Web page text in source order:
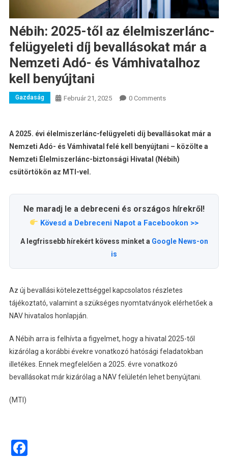
Nébih: 2025-től az élelmiszerlánc-
felügyeleti díj bevallásokat már a
Nemzeti Adó- és Vámhivatalhoz
kell benyújtani
Gazdaság Február 21, 2025 0 Comments
A 2025. évi élelmiszerlánc-felügyeleti díj bevallásokat már a
Nemzeti Adó- és Vámhivatal felé kell benyújtani – közölte a
Nemzeti Élelmiszerlánc-biztonsági Hivatal (Nébih)
csütörtökön az MTI-vel.
Ne maradj le a debreceni és országos hírekről!
Kövesd a Debreceni Napot a Facebookon >>
A legfrissebb hírekért kövess minket a Google News-on
is
Az új bevallási kötelezettséggel kapcsolatos részletes
tájékoztató, valamint a szükséges nyomtatványok elérhetőek a
NAV hivatalos honlapján.
A Nébih arra is felhívta a figyelmet, hogy a hivatal 2025-től
kizárólag a korábbi évekre vonatkozó hatósági feladatokban
illetékes. Ennek megfelelően a 2025. évre vonatkozó
bevallásokat már kizárólag a NAV felületén lehet benyújtani.
(MTI)
Facebook